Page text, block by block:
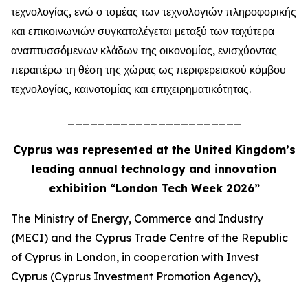
τεχνολογίας, ενώ ο τομέας των τεχνολογιών πληροφορικής
και επικοινωνιών συγκαταλέγεται μεταξύ των ταχύτερα
αναπτυσσόμενων κλάδων της οικονομίας, ενισχύοντας
περαιτέρω τη θέση της χώρας ως περιφερειακού κόμβου
τεχνολογίας, καινοτομίας και επιχειρηματικότητας.
Cyprus was represented at the United Kingdom’s
leading annual technology and innovation
exhibition “London Tech Week 2026”
The Ministry of Energy, Commerce and Industry
(MECI) and the Cyprus Trade Centre of the Republic
of Cyprus in London, in cooperation with Invest
Cyprus (Cyprus Investment Promotion Agency),